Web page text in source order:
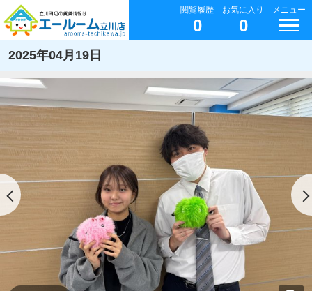
閲覧履歴
0
お気に入り
0
メニュー
2025年04月19日